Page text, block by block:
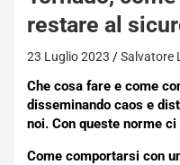
restare al
23 Luglio 2023 Salvatore
Che cosa fare e come
disseminando caos e
noi. Con queste norme
Come comportarsi con